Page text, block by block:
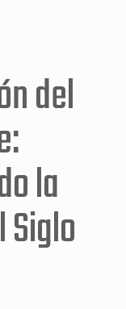
del
la